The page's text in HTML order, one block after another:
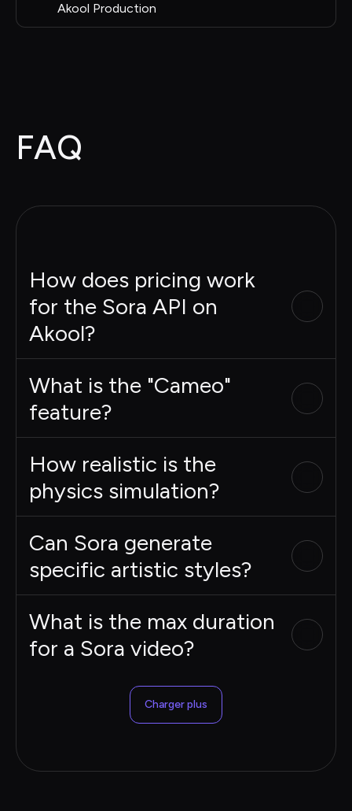
Akool Production
FAQ
How does pricing work
for the Sora API on
Akool?
What is the "Cameo"
feature?
How realistic is the
physics simulation?
Can Sora generate
specific artistic styles?
What is the max duration
for a Sora video?
Charger plus